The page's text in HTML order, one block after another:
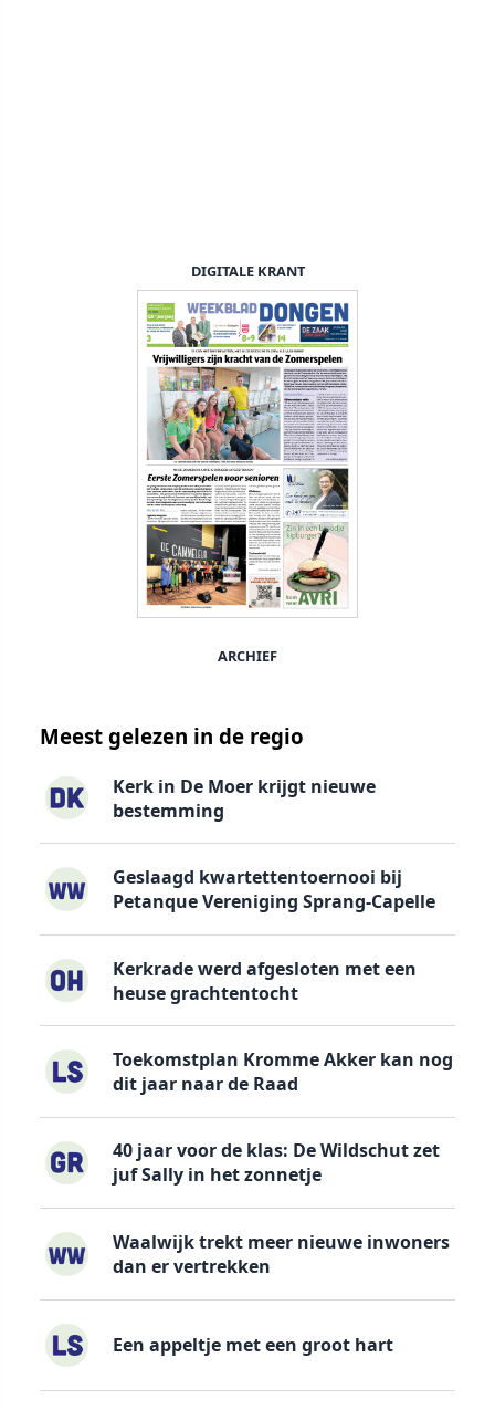
DIGITALE KRANT
ARCHIEF
Meest gelezen in de regio
Kerk in De Moer krijgt nieuwe
bestemming
Geslaagd kwartettentoernooi bij
Petanque Vereniging Sprang-Capelle
Kerkrade werd afgesloten met een
heuse grachtentocht
Toekomstplan Kromme Akker kan nog
dit jaar naar de Raad
40 jaar voor de klas: De Wildschut zet
juf Sally in het zonnetje
Waalwijk trekt meer nieuwe inwoners
dan er vertrekken
Een appeltje met een groot hart